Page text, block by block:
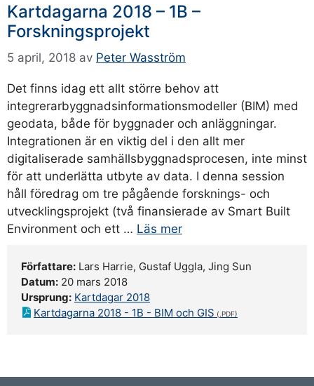
Kartdagarna 2018 – 1B –
Forskningsprojekt
5 april, 2018 av Peter Wasström
Det finns idag ett allt större behov att
integrerarbyggnadsinformationsmodeller (BIM) med
geodata, både för byggnader och anläggningar.
Integrationen är en viktig del i den allt mer
digitaliserade samhällsbyggnadsprocesen, inte minst
för att underlätta utbyte av data. I denna session
håll föredrag om tre pågående forsknings- och
utvecklingsprojekt (två finansierade av Smart Built
Environment och ett … Läs mer
Författare: Lars Harrie, Gustaf Uggla, Jing Sun
Datum: 20 mars 2018
Ursprung: Kartdagar 2018
Kartdagarna 2018 - 1B - BIM och GIS